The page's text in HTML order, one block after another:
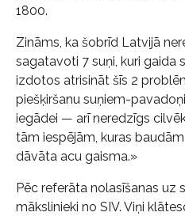
1800.
Zināms, ka šobrīd Latvijā
sagatavoti 7 suņi, kuri gaida
izdotos atrisināt šīs 2
piešķiršanu suņiem-
iegādei — arī neredzīgs
tām iespējām, kuras
dāvāta acu gaisma.»
Pēc referāta nolasīšanas uz
mākslinieki no SIV. Viņi